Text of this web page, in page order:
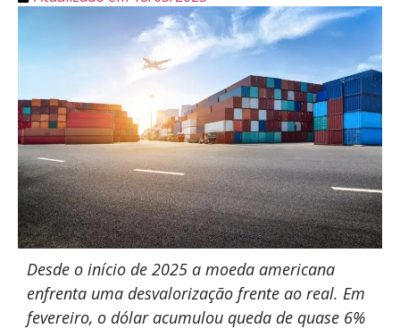
Desde o início de 2025 a moeda americana
enfrenta uma desvalorização frente ao real. Em
fevereiro, o dólar acumulou queda de quase 6%